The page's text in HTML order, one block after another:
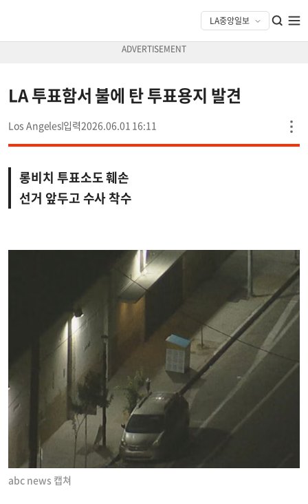
LA 투표함서 불에 탄 투표용지 발견
Los Angeles 2026.06.01 16:11
롱비치 투표소도 훼손
선거 앞두고 수사 착수
abc news 캡쳐